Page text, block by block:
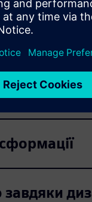
2023
Designcenter
завдяки